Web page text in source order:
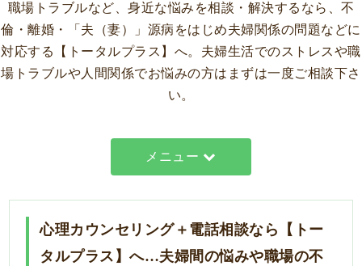
職場トラブルなど、身近な悩みを相談・解決するなら、不
倫・離婚・「夫（妻）」源病をはじめ夫婦関係の問題などに
対応する【トータルプラス】へ。夫婦生活でのストレスや職
場トラブルや人間関係でお悩みの方はまずは一度ご相談下さ
い。
メニュー
心理カウンセリング＋電話相談なら【トー
タルプラス】へ…夫婦間の悩みや職場の不